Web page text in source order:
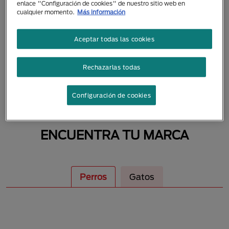
MASCOTAS
ENCUENTRA TU MARCA
Perros Gatos
enlace "Configuración de cookies" de nuestro sitio web en
cualquier momento.
Más información
Rechazarlas todas
Aceptar todas las cookies
Configuración de cookies